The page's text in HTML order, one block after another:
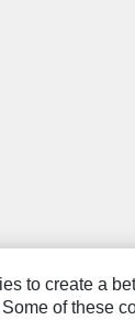
to create a
of these